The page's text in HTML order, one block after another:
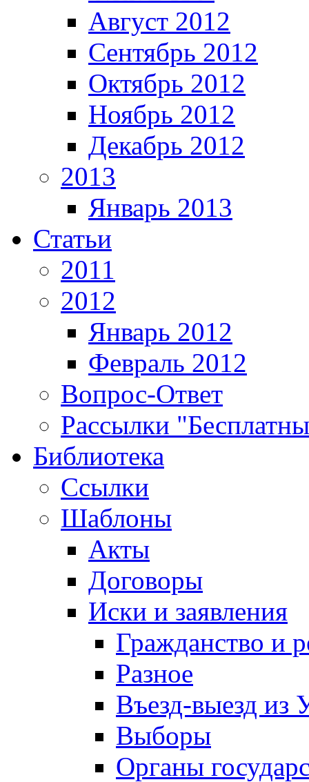
Август 2012
Сентябрь 2012
Октябрь 2012
Ноябрь 2012
Декабрь 2012
2013
Январь 2013
Статьи
2011
2012
Январь 2012
Февраль 2012
Вопрос-Ответ
Рассылки
Библиотека
Ссылки
Шаблоны
Акты
Договоры
Иски и заявления
Гражданство и
Разное
Въезд-выезд из
Выборы
Органы